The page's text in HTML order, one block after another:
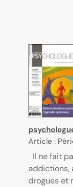
Article :
Il ne fait
addictions,
drogues et